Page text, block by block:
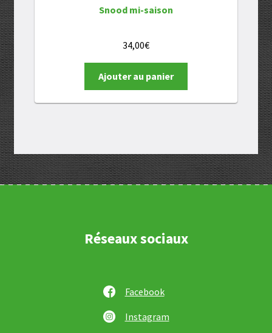
Snood mi-saison
34,00€
Ajouter au panier
Réseaux sociaux
Facebook
Instagram